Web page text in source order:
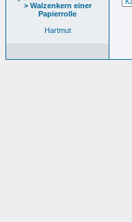
> Walzenkern einer
Papierrolle
Hartmut